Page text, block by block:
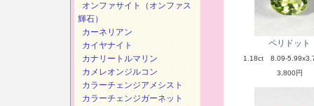
ペリドット
1.18ct 8.09-
3,800円
オンファサイト（オンファス
輝石）
カーネリアン
カイヤナイト
カナリートルマリン
カメレオンジルコン
カラーチェンジアメシスト
カラーチェンジガーネット